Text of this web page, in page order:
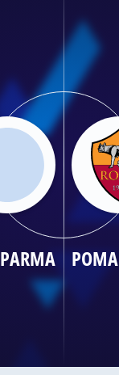
PARMA РОМА